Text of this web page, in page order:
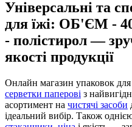
Універсальні та
для їжі: ОБ'ЄМ -
- полістирол —
якості продукції
Онлайн магазин упаковок для
серветки паперові з
асортимент на чистячі засоби
ідеальний вибір. Також